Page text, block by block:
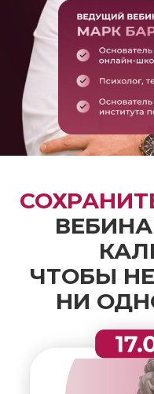
ВЕБИНАРОВ
ЧТОБЫ НЕ
НИ ОДНОГО
Для
НАДО, устали
всех и